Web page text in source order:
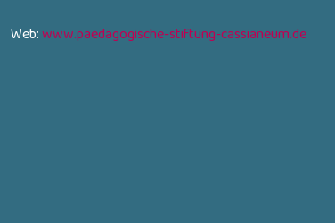
Web:www.paedagogische-stiftung-cassianeum.de